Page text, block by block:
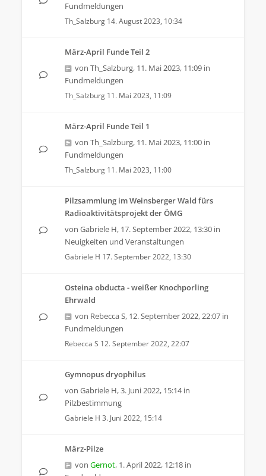
Fundmeldungen
Th_Salzburg 14. August 2023, 10:34
März-April Funde Teil 2
von Th_Salzburg, 11. Mai 2023, 11:09 in
Fundmeldungen
Th_Salzburg 11. Mai 2023, 11:09
März-April Funde Teil 1
von Th_Salzburg, 11. Mai 2023, 11:00 in
Fundmeldungen
Th_Salzburg 11. Mai 2023, 11:00
Pilzsammlung im Weinsberger Wald fürs
Radioaktivitätsprojekt der ÖMG
von Gabriele H, 17. September 2022, 13:30 in
Neuigkeiten und Veranstaltungen
Gabriele H 17. September 2022, 13:30
Osteina obducta - weißer Knochporling
Ehrwald
von Rebecca S, 12. September 2022, 22:07 in
Fundmeldungen
Rebecca S 12. September 2022, 22:07
Gymnopus dryophilus
von Gabriele H,3. Juni 2022, 15:14in
Pilzbestimmung
Gabriele H 3. Juni 2022, 15:14
März-Pilze
von Gernot, 1. April 2022, 12:18 in